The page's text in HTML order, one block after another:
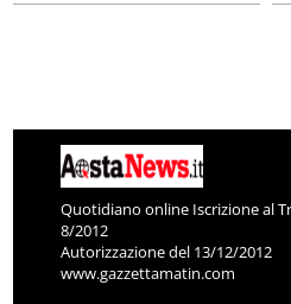
Quotidiano online Iscrizione al
8/2012
Autorizzazione del 13/12/2012
www.gazzettamatin.com